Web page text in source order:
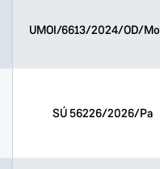
UMOI/6613/2024/OD/
SÚ 56226/2026/Pa